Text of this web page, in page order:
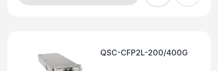
QSC-CFP2L-200/400G